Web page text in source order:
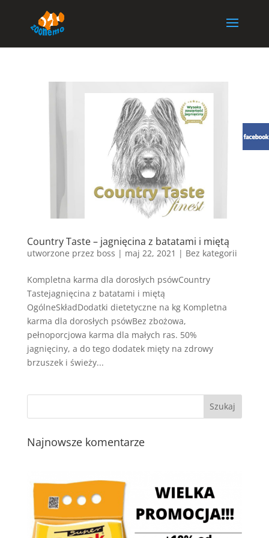
Country Taste – jagnięcina z batatami i miętą
utworzone przez boss | maj 22, 2021 | Bez kategorii
Kompletna karma dla dorosłych psówCountry
Tastejagnięcina z batatami i miętą
OgólneSkładDodatki dietetyczne na kg Kompletna
karma dla dorosłych psówBez zbożowa,
pełnoporcjowa karma dla małych ras. 50%
jagnięciny, a do tego dodatek mięty na zdrowy
brzuszek i świeży...
Najnowsze komentarze